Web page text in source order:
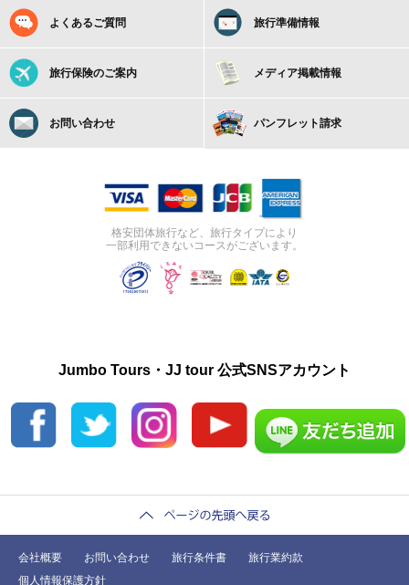
よくあるご質問 旅行準備情報
旅行保険のご案内 メディア掲載情報
お問い合わせ パンフレット請求
格安団体旅行など、旅行タイプにより
一部利用できないコースがございます。
Jumbo Tours・JJ tour 公式SNSアカウント
会社概要 お問い合わせ 旅行条件書
旅行業約款
個人情報保護方針